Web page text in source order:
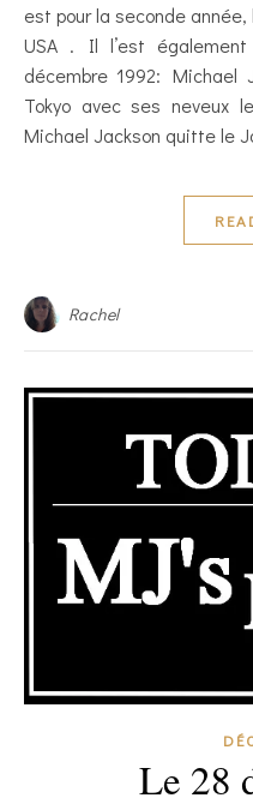
est pour la seconde année,
USA . Il l’est
décembre 1992: Michael
Tokyo avec ses neveux
Michael Jackson quitte le
Rachel
Le 28